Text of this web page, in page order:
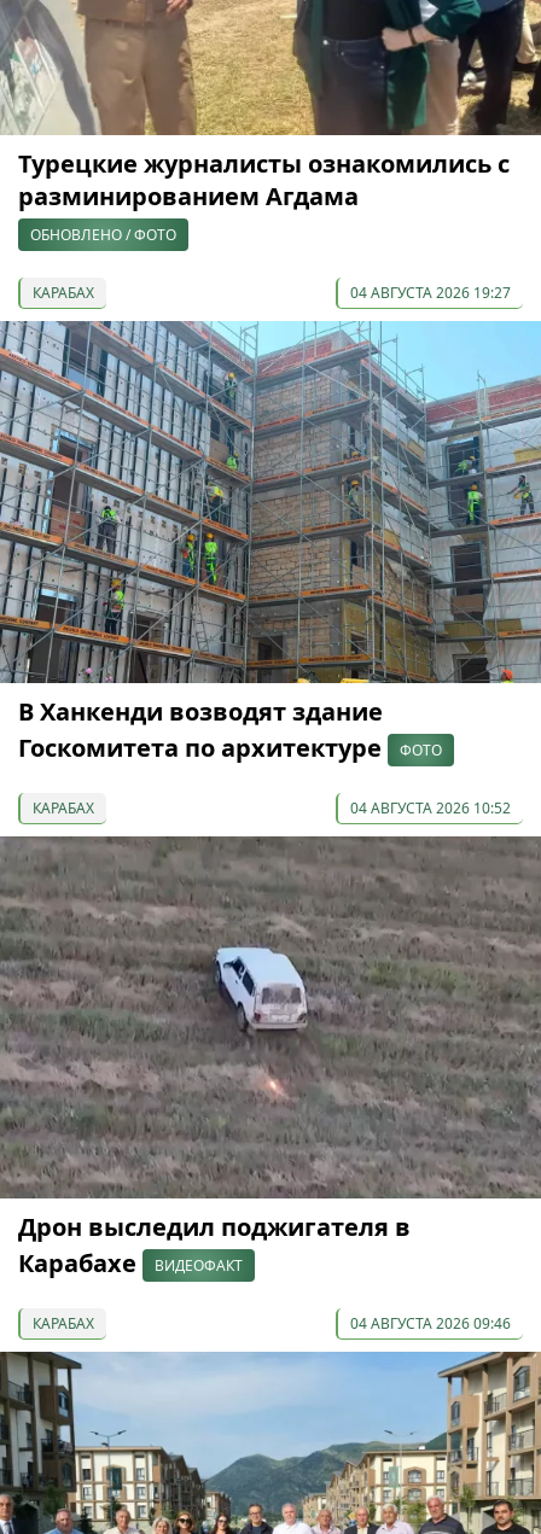
Турецкие журналисты ознакомились с
разминированием Агдама
ОБНОВЛЕНО / ФОТО
КАРАБАХ 04 АВГУСТА 2026 19:27
В Ханкенди возводят здание
Госкомитета по архитектуре
ФОТО
КАРАБАХ 04 АВГУСТА 2026 10:52
Дрон выследил поджигателя в
Карабахе
ВИДЕОФАКТ
КАРАБАХ 04 АВГУСТА 2026 09:46